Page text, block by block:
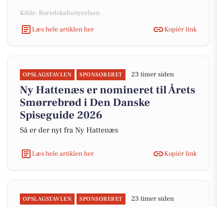
Kilde: Beredskabsstyrelsen
Læs hele artiklen her
Kopiér link
OPSLAGSTAVLEN SPONSORERET 23 timer siden
Ny Hattenæs er nomineret til Årets
Smørrebrød i Den Danske
Spiseguide 2026
Så er der nyt fra Ny Hattenæs
Læs hele artiklen her Kopiér link
OPSLAGSTAVLEN SPONSORERET 23 timer siden